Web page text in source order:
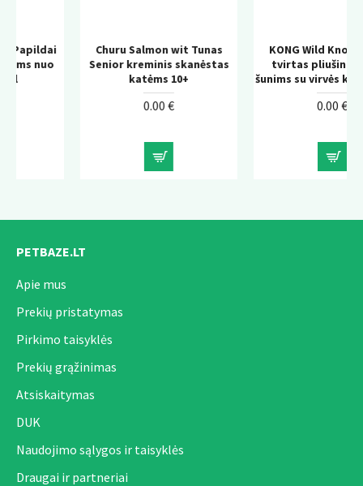
Churu Salmon wit Tunas
Senior kreminis skanėstas
katėms 10+
KONG Wild Knots Bear –
tvirtas pliušinis žaislas
šunims su virvės konstrukcija
PETBAZE.LT
Apie mus
Prekių pristatymas
Pirkimo taisyklės
Prekių grąžinimas
Atsiskaitymas
DUK
Naudojimo sąlygos ir taisyklės
Draugai ir partneriai